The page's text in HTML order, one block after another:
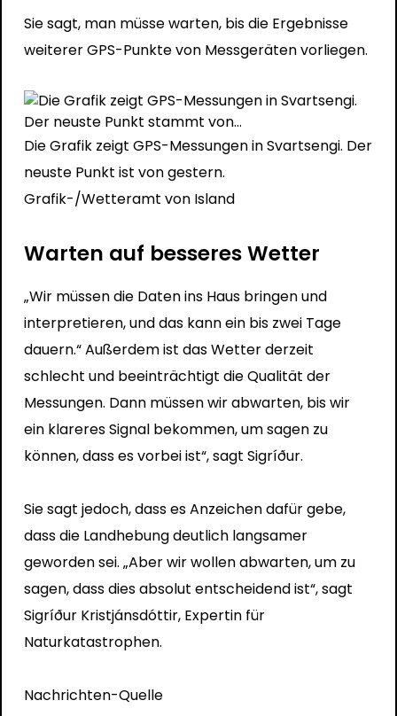
Sie sagt, man müsse warten, bis die Ergebnisse
weiterer GPS-Punkte von Messgeräten vorliegen.
Die Grafik zeigt GPS-Messungen in Svartsengi. Der
neuste Punkt ist von gestern.
Grafik-/Wetteramt von Island
Warten auf besseres Wetter
„Wir müssen die Daten ins Haus bringen und
interpretieren, und das kann ein bis zwei Tage
dauern.“ Außerdem ist das Wetter derzeit
schlecht und beeinträchtigt die Qualität der
Messungen. Dann müssen wir abwarten, bis wir
ein klareres Signal bekommen, um sagen zu
können, dass es vorbei ist“, sagt Sigríður.
Sie sagt jedoch, dass es Anzeichen dafür gebe,
dass die Landhebung deutlich langsamer
geworden sei. „Aber wir wollen abwarten, um zu
sagen, dass dies absolut entscheidend ist“, sagt
Sigríður Kristjánsdóttir, Expertin für
Naturkatastrophen.
Nachrichten-Quelle